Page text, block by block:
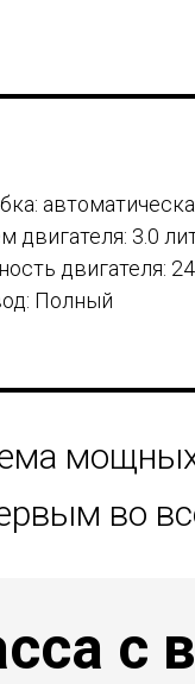
двигателя: 3.0
двигателя:
Полный
во
с